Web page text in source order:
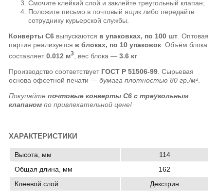
Смочите клейкий слой и заклейте треугольный клапан;
Положите письмо в почтовый ящик либо передайте
сотруднику курьерской службы.
Конверты C6 выпускаются в упаковках, по 100 шт. Оптовая
партия реализуется в блоках, по 10 упаковок. Объём блока
составляет0.012 м3 , вес блока —3.6 кг
Производство соответствует ГОСТ Р 51506-99 . Сырьевая
основа офсетной печати —бумага плотностью 80 гр./м²
Покупайтепочтовые конверты C6 с треугольным
клапаном по привлекательной цене!
ХАРАКТЕРИСТИКИ
Высота, мм
114
Общая длина, мм
162
Клеевой слой
Декстрин